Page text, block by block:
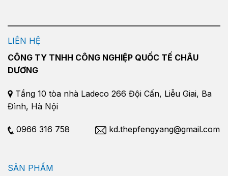
LIÊN HỆ
CÔNG TY TNHH CÔNG NGHIỆP QUỐC TẾ CHÂU
DƯƠNG
Tầng 10 tòa nhà Ladeco 266 Đội Cấn, Liễu Giai, Ba
Đình, Hà Nội
0966 316 758 kd.thepfengyang@gmail.com
SẢN PHẨM